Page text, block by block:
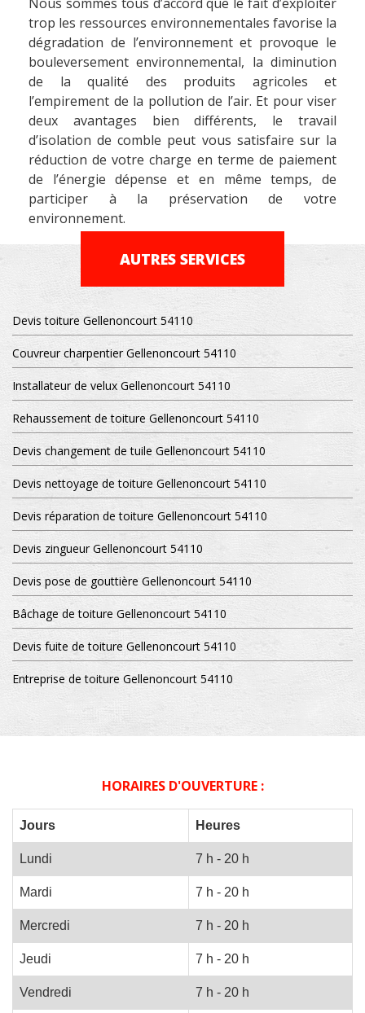
trop les ressources environnementales favorise la
dégradation de l’environnement et provoque le
bouleversement environnemental, la diminution
de la qualité des produits agricoles et
l’empirement de la pollution de l’air. Et pour viser
deux avantages bien différents, le travail
d’isolation de comble peut vous satisfaire sur la
réduction de votre charge en terme de paiement
de l’énergie dépense et en même temps, de
participer à la préservation de votre
environnement.
AUTRES SERVICES
Devis toiture Gellenoncourt 54110
Couvreur charpentier Gellenoncourt 54110
Installateur de velux Gellenoncourt 54110
Rehaussement de toiture Gellenoncourt 54110
Devis changement de tuile Gellenoncourt 54110
Devis nettoyage de toiture Gellenoncourt 54110
Devis réparation de toiture Gellenoncourt 54110
Devis zingueur Gellenoncourt 54110
Devis pose de gouttière Gellenoncourt 54110
Bâchage de toiture Gellenoncourt 54110
Devis fuite de toiture Gellenoncourt 54110
Entreprise de toiture Gellenoncourt 54110
HORAIRES D'OUVERTURE :
Jours Heures
Lundi 7 h - 20 h
Mardi 7 h - 20 h
Mercredi 7 h - 20 h
Jeudi 7 h - 20 h
Vendredi 7 h - 20 h